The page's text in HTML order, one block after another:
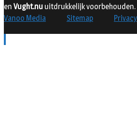
en Vught.nu uitdrukkelijk voorbehouden.
Vanoo Media
Sitemap